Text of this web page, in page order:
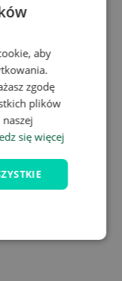
Klikając przycisk
handlowymi
przez Google
wyrażam zgodę z
am się z
e-mail, a my
aby
zgodę
plików
się więcej